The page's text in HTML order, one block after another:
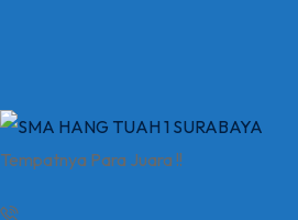
Tempatnya Para Juara !!